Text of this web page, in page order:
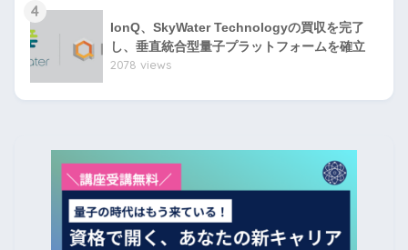
4
IonQ、SkyWater Technologyの買収を完了
し、垂直統合型量子プラットフォームを確立
2078 views